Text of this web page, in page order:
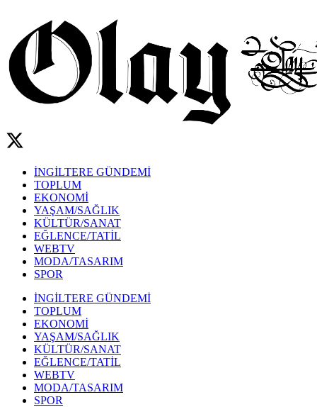
İNGİLTERE GÜNDEMİ
TOPLUM
EKONOMİ
YAŞAM/SAĞLIK
KÜLTÜR/SANAT
EĞLENCE/TATİL
WEBTV
MODA/TASARIM
SPOR
İNGİLTERE GÜNDEMİ
TOPLUM
EKONOMİ
YAŞAM/SAĞLIK
KÜLTÜR/SANAT
EĞLENCE/TATİL
WEBTV
MODA/TASARIM
SPOR